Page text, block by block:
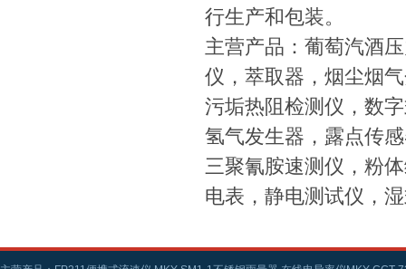
行生产和包装。
主营产品：葡萄汽酒
仪，萃取器，烟尘烟
污垢热阻检测仪，数
氢气发生器，露点传
三聚氰胺速测仪，粉
电表，静电测试仪，